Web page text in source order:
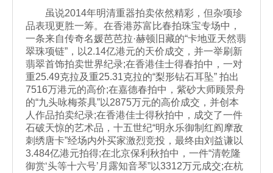
虽说2014年明清重器拍卖依然精彩，但杂项珍
品表现更胜一筹。在香港苏富比春拍珠宝专场中，
一条来自传奇名媛芭芭拉·赫顿旧藏的“卡地亚天然翡
翠珠项链”，以2.14亿港元的天价成交，并一举刷新
翡翠首饰拍卖世界纪录;在香港佳士得春拍中，一对
重25.49克拉及重25.31克拉的“梨形钻石耳坠” 拍出
7516万港元的高价;在嘉德春拍中，紫砂大师顾景舟
的“九头咏梅茶具”以2875万元的高价成交，并创本
人作品拍卖纪录;在香港佳士得秋拍中，成交了一件
石破天惊的艺术品，十五世纪“明永乐御制红阎摩敌
刺绣唐卡”经场内外买家激烈竞投，最终由刘益谦以
3.484亿港元拍得;在北京保利秋拍中，一件“清乾隆
御赏‘头等十六号’月露知音琴”以3312万元成交;在杭